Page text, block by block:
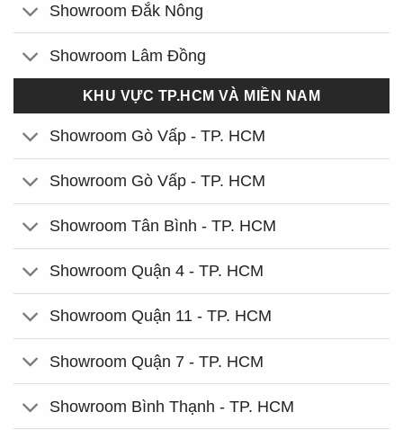
Showroom Đắk Nông
Showroom Lâm Đồng
KHU VỰC TP.HCM VÀ MIỀN NAM
Showroom Gò Vấp - TP. HCM
Showroom Gò Vấp - TP. HCM
Showroom Tân Bình - TP. HCM
Showroom Quận 4 - TP. HCM
Showroom Quận 11 - TP. HCM
Showroom Quận 7 - TP. HCM
Showroom Bình Thạnh - TP. HCM